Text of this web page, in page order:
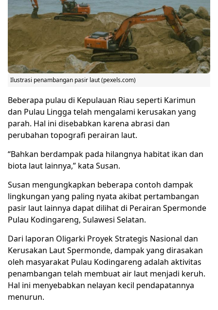
Ilustrasi penambangan pasir laut (pexels.com)
Beberapa pulau di Kepulauan Riau seperti Karimun
dan Pulau Lingga telah mengalami kerusakan yang
parah. Hal ini disebabkan karena abrasi dan
perubahan topografi perairan laut.
“Bahkan berdampak pada hilangnya habitat ikan dan
biota laut lainnya,” kata Susan.
Susan mengungkapkan beberapa contoh dampak
lingkungan yang paling nyata akibat pertambangan
pasir laut lainnya dapat dilihat di Perairan Spermonde
Pulau Kodingareng, Sulawesi Selatan.
Dari laporan Oligarki Proyek Strategis Nasional dan
Kerusakan Laut Spermonde, dampak yang dirasakan
oleh masyarakat Pulau Kodingareng adalah aktivitas
penambangan telah membuat air laut menjadi keruh.
Hal ini menyebabkan nelayan kecil pendapatannya
menurun.